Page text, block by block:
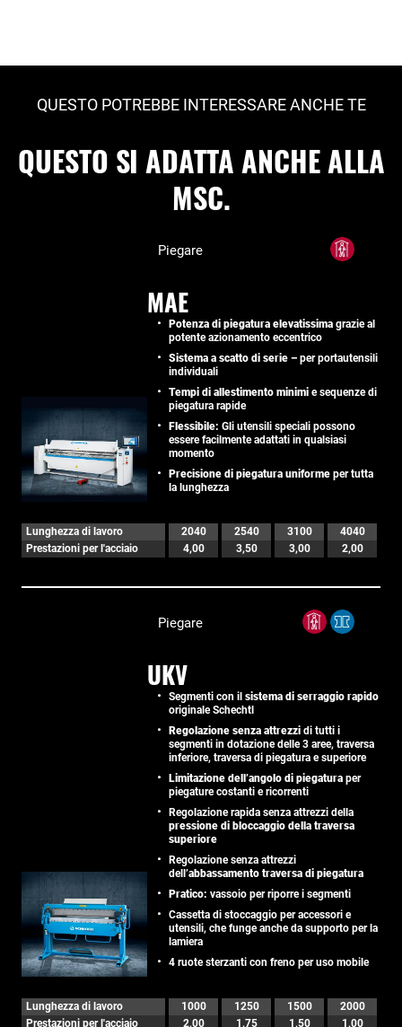
QUESTO POTREBBE INTERESSARE ANCHE TE
QUESTO SI ADATTA ANCHE ALLA
MSC.
Piegare
MAE
Potenza di piegatura elevatissima grazie al
potente azionamento eccentrico
Sistema a scatto di serie – per portautensili
individuali
Tempi di allestimento minimi e sequenze di
piegatura rapide
Flessibile: Gli utensili speciali possono
essere facilmente adattati in qualsiasi
momento
Precisione di piegatura uniforme per tutta
la lunghezza
Lunghezza di lavoro 2040 2540 3100
4040
Prestazioni per l'acciaio
4,00 3,50 3,00 2,00
Piegare
UKV
Segmenti con il sistema di serraggio rapido
originale Schechtl
Regolazione senza attrezzi di tutti i
segmenti in dotazione delle 3 aree, traversa
inferiore, traversa di piegatura e superiore
Limitazione dell’angolo di piegatura per
piegature costanti e ricorrenti
Regolazione rapida senza attrezzi della
pressione di bloccaggio della traversa
superiore
Regolazione senza attrezzi
dell’abbassamento traversa di piegatura
Pratico: vassoio per riporre i segmenti
Cassetta di stoccaggio per accessori e
utensili, che funge anche da supporto per la
lamiera
4 ruote sterzanti con freno per uso mobile
Lunghezza di lavoro 1000 1250 1500
2000
Prestazioni per l'acciaio
2,00 1,75 1,50 1,00